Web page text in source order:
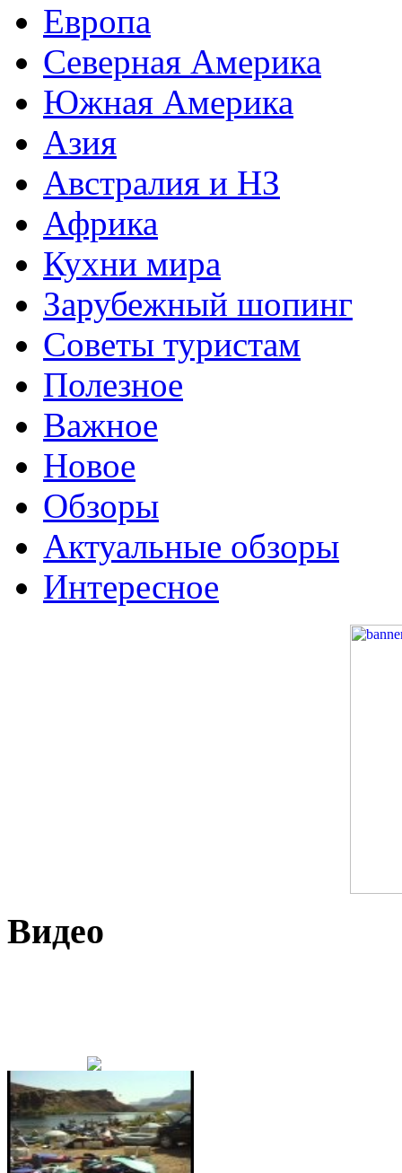
Европа
Северная Америка
Южная Америка
Азия
Австралия и НЗ
Африка
Кухни мира
Зарубежный шопинг
Советы туристам
Полезное
Важное
Новое
Обзоры
Актуальные обзоры
Интересное
Видео